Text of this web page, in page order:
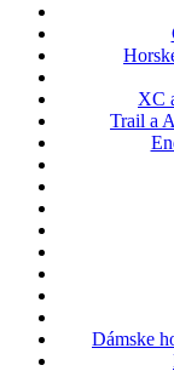
XC
Trail a
Dámske